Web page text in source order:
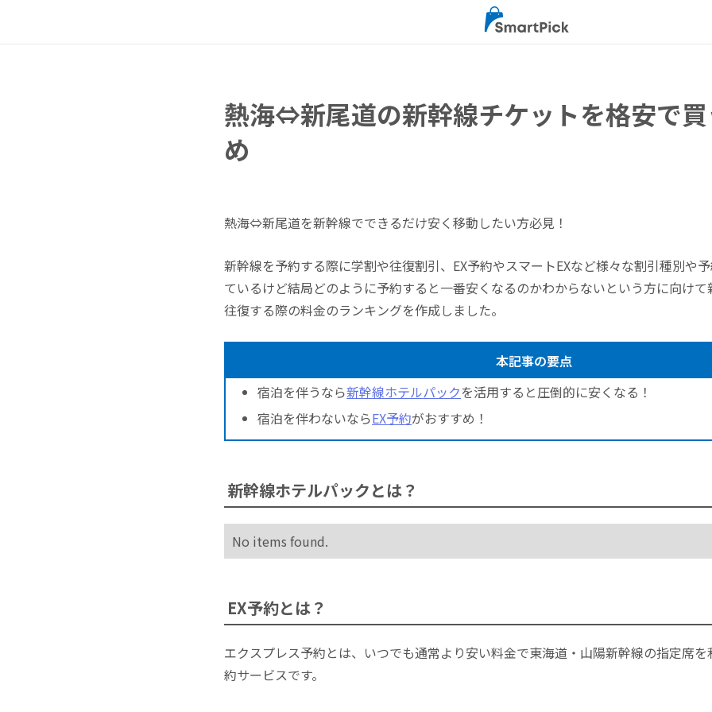
熱海⇔新尾道の新幹線チケットを格安で
め
熱海⇔新尾道を新幹線でできるだけ安く移動したい方必見！
新幹線を予約する際に学割や往復割引、EX予約やスマートEXなど様々な割引種別や
ているけど結局どのように予約すると一番安くなるのかわからないという方に向け
往復する際の料金のランキングを作成しました。
本記事の要点
宿泊を伴うなら新幹線ホテルパックを活用すると圧倒的に安くなる！
宿泊を伴わないならEX予約がおすすめ！
新幹線ホテルパックとは？
No items found.
EX予約とは？
エクスプレス予約とは、いつでも通常より安い料金で東海道・山陽新幹線の指定席
約サービスです。